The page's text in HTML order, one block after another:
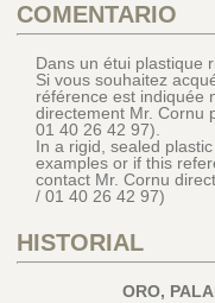
COMENTARIO
Dans un étui plastique
Si vous souhaitez
référence est indiquée
directement Mr. Cornu
01 40 26 42 97).
In a rigid, sealed
examples or if this
contact Mr. Cornu
/ 01 40 26 42 97)
HISTORIAL
ORO,